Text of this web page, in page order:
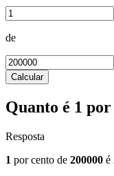
de
Calcular
Quanto é 1 por
Resposta
1 por cento de 200000 é